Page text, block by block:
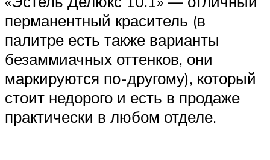
перманентный краситель (в
палитре есть также варианты
безаммиачных оттенков, они
маркируются по-другому), который
стоит недорого и есть в продаже
практически в любом отделе.